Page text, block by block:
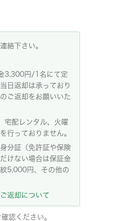
絡下さい。
3,300円/1名にて定
日返却は承っており
ご返却をお願いいた
宅配レンタル、火曜
行っておりません。
分証（免許証や保険
けない場合は保証金
5,000円、その他の
返却について
認ください。